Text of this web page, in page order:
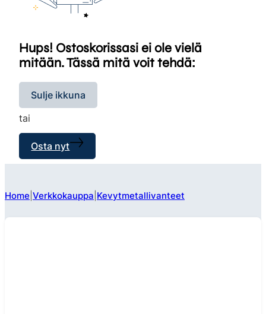
Hups! Ostoskorissasi ei ole vielä
mitään. Tässä mitä voit tehdä:
Sulje ikkuna
tai
Osta nyt
Home Verkkokauppa Kevytmetallivanteet